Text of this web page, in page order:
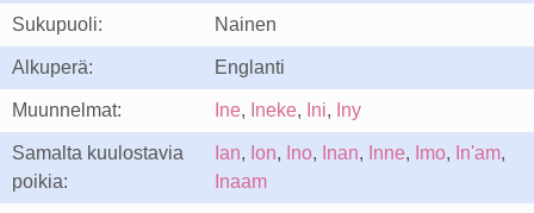
Sukupuoli: Nainen
Alkuperä: Englanti
Muunnelmat: Ine, Ineke, Ini, Iny
Samalta kuulostavia
poikia:
Ian, Ion, Ino, Inan, Inne, Imo, In'am,
Inaam